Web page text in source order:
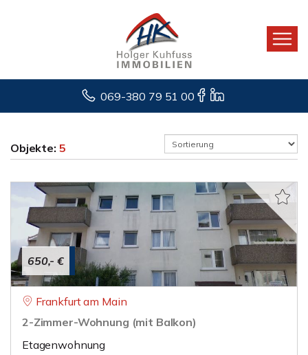
069-380 79 51 00
Objekte: 5
650,- €
Frankfurt am Main
2-Zimmer-Wohnung (mit Balkon)
Etagenwohnung